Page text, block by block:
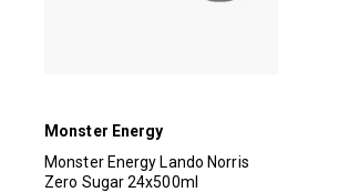
Monster Energy
Monster Energy Lando Norris
Zero Sugar 24x500ml